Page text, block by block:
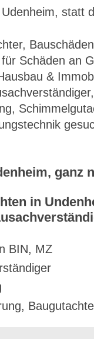
statt
Schäden an
&
ganz
in
BIN, MZ